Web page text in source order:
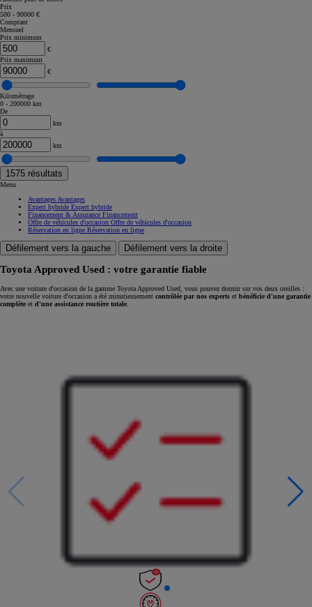
Prix
500 - 90000 €
Comptant
Mensuel
Prix minimum
€
Prix maximum
€
Kilométrage
0 - 200000 km
De
km
à
km
1575 résultats
Menu
Avantages Avantages
Expert hybride Expert hybride
Financement & Assurance Financement
Offre de véhicules d'occasion Offre de véhicules d'occasion
Réservation en ligne Réservation en ligne
Défilement vers la gauche Défilement vers la droite
Toyota Approved Used : votre garantie fiable
Avec une voiture d'occasion de la gamme Toyota Approved Used, vous pouvez dormir sur vos deux oreilles :
votre nouvelle voiture d'occasion a été minutieusement contrôlée par nos experts et bénéficie d'une garantie
complète et d'une assistance routière totale